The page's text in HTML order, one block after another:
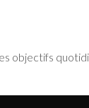
objectifs